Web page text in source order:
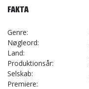
FAKTA
Genre
Nøgleord
Land
Produktionsår
Selskab
Premiere